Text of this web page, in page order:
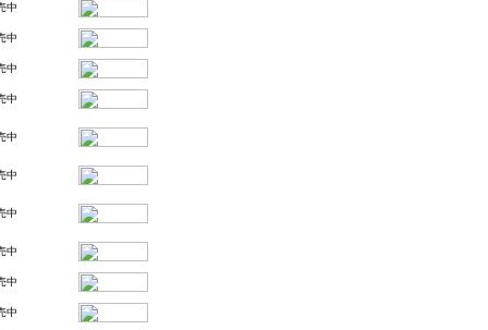
中
中
中
中
中
中
中
中
中
中